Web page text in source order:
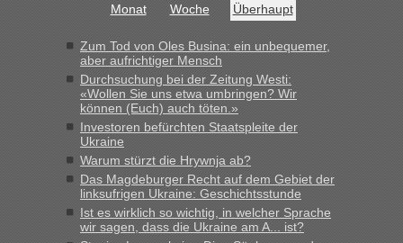
Monat Woche Überhaupt
Zum Tod von Oles Busina: ein unbequemer,
aber aufrichtiger Mensch
Durchsuchung bei der Zeitung Westi:
«Wollen Sie uns etwa umbringen? Wir
können (Euch) auch töten.»
Investoren befürchten Staatspleite der
Ukraine
Warum stürzt die Hrywnja ab?
Das Magdeburger Recht auf dem Gebiet der
linksufrigen Ukraine: Geschichtsstunde
Ist es wirklich so wichtig, in welcher Sprache
wir sagen, dass die Ukraine am A... ist?